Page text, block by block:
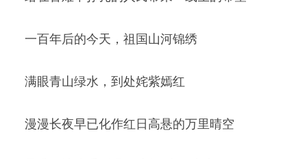
一百年后的今天，祖国山河锦绣
满眼青山绿水，到处姹紫嫣红
漫漫长夜早已化作红日高悬的万里晴空